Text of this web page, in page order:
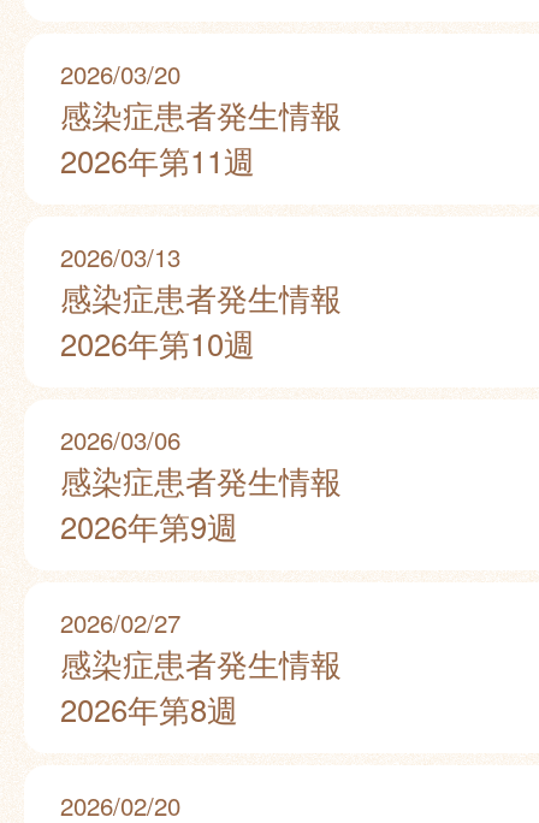
2026/03/20
感染症患者発生情報
2026年第11週
2026/03/13
感染症患者発生情報
2026年第10週
2026/03/06
感染症患者発生情報
2026年第9週
2026/02/27
感染症患者発生情報
2026年第8週
2026/02/20